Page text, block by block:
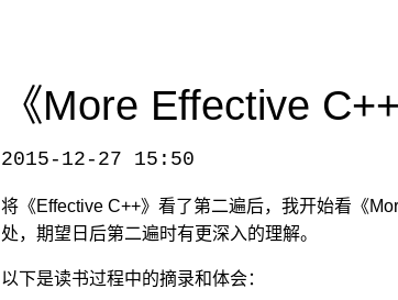
《More Effective
2015-12-27 15:50
将《Effective C++》看了第二遍后，我开始看《
处，期望日后第二遍时有更深入的理解。
以下是读书过程中的摘录和体会：